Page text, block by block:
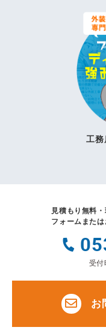
工務
見積もり無料・
フォームまたは
受
お